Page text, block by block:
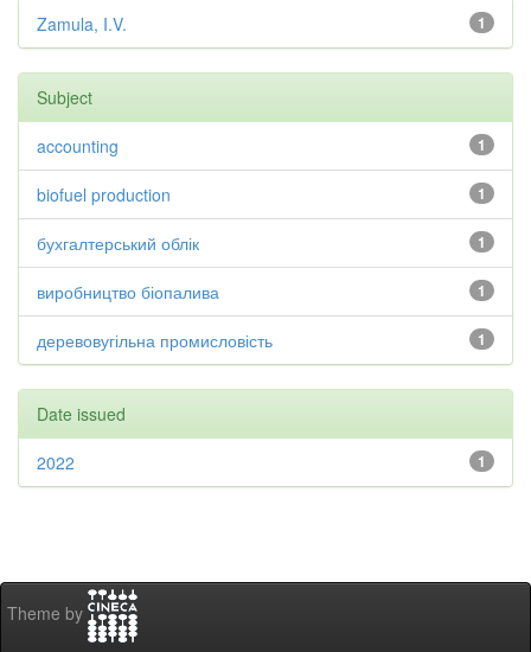
1
Zamula, I.V.
Subject
1
accounting
1
biofuel production
1
бухгалтерський облік
1
виробництво біопалива
1
деревовугільна промисловість
Date issued
1
2022
Theme by